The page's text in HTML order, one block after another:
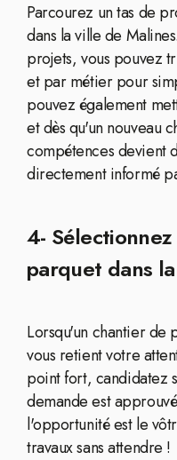
Parcourez un tas de
dans la ville de
projets, vous pouvez
et par métier pour
pouvez également
et dès qu'un nouveau
compétences devient
directement informé
4-
parquet dans
Lorsqu'un chantier de
vous retient votre
point fort, candidatez
demande est
l'opportunité est le
travaux sans attendre !